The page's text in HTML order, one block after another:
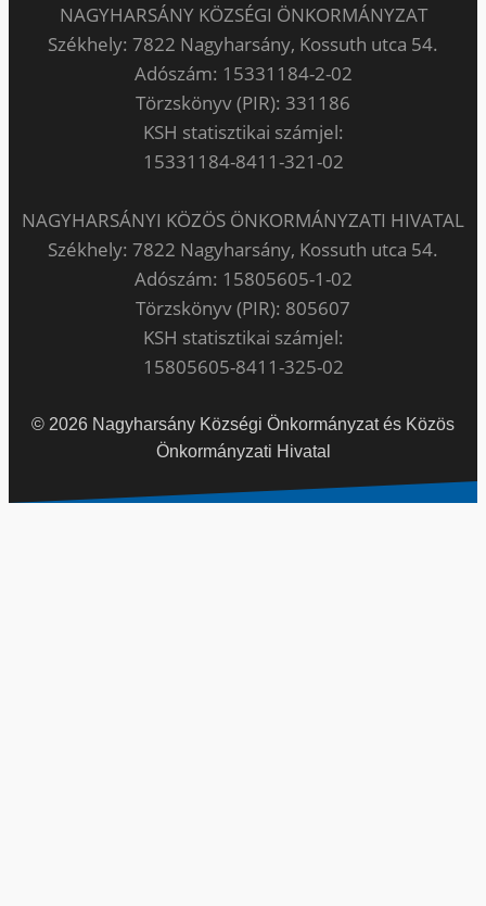
NAGYHARSÁNY KÖZSÉGI ÖNKORMÁNYZAT
Székhely: 7822 Nagyharsány, Kossuth utca 54.
Adószám: 15331184-2-02
Törzskönyv (PIR): 331186
KSH statisztikai számjel:
15331184-8411-321-02
NAGYHARSÁNYI KÖZÖS ÖNKORMÁNYZATI HIVATAL
Székhely: 7822 Nagyharsány, Kossuth utca 54.
Adószám: 15805605-1-02
Törzskönyv (PIR): 805607
KSH statisztikai számjel:
15805605-8411-325-02
© 2026 Nagyharsány Községi Önkormányzat és Közös
Önkormányzati Hivatal